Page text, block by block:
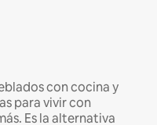
con cocina y
para vivir con
Es la alternativa